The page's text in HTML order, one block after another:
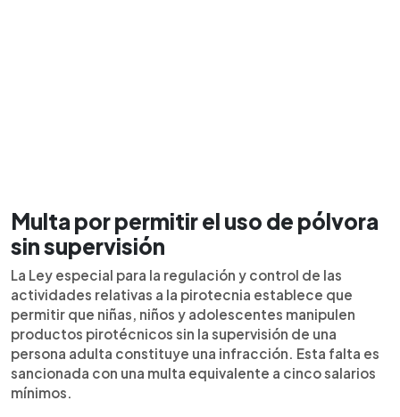
Multa por permitir el uso de pólvora
sin supervisión
La Ley especial para la regulación y control de las
actividades relativas a la pirotecnia establece que
permitir que niñas, niños y adolescentes manipulen
productos pirotécnicos sin la supervisión de una
persona adulta constituye una infracción. Esta falta es
sancionada con una multa equivalente a cinco salarios
mínimos.